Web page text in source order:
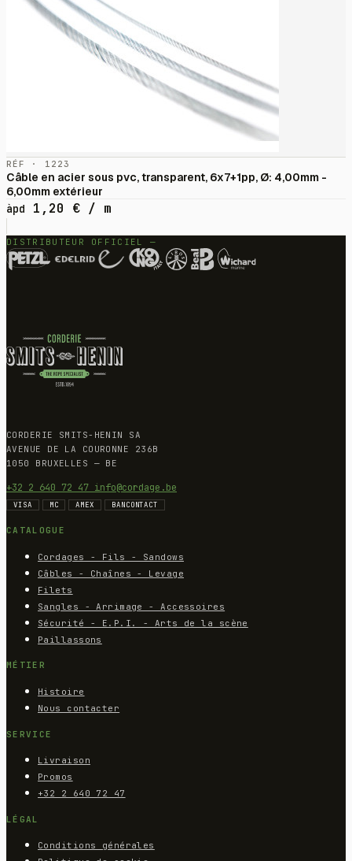
RÉF · 1223
Câble en acier sous pvc, transparent, 6x7+1pp, Ø: 4,00mm -
6,00mm extérieur
àpd
1,20 € / m
DISTRIBUTEUR OFFICIEL —
CORDERIE SMITS-HENIN SA
AVENUE DE LA COURONNE 236B
1050 BRUXELLES — BE
+32 2 640 72 47 info@cordage.be
VISA MC AMEX BANCONTACT
CATALOGUE
Cordages - Fils - Sandows
Câbles - Chaînes - Levage
Filets
Sangles - Arrimage - Accessoires
Sécurité - E.P.I. - Arts de la scène
Paillassons
MÉTIER
Histoire
Nous contacter
SERVICE
Livraison
Promos
+32 2 640 72 47
LÉGAL
Conditions générales